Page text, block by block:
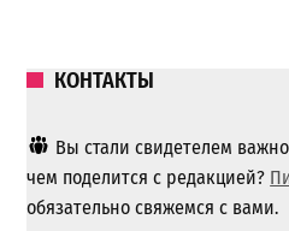
КОНТАКТЫ
Вы стали свидетелем
чем поделится с редакцией?
обязательно свяжемся с вами.